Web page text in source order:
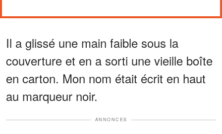
Il a glissé une main faible sous la
couverture et en a sorti une vieille boîte
en carton. Mon nom était écrit en haut
au marqueur noir.
ANNONCES